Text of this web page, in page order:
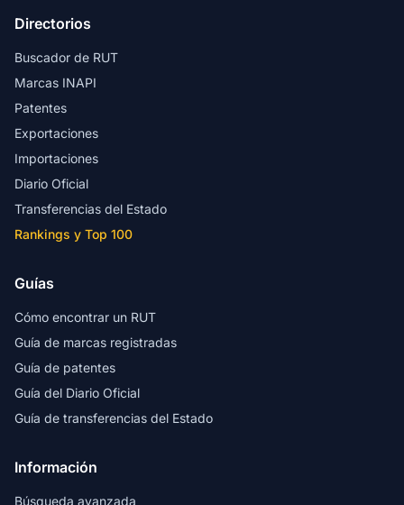
Directorios
Buscador de RUT
Marcas INAPI
Patentes
Exportaciones
Importaciones
Diario Oficial
Transferencias del Estado
Rankings y Top 100
Guías
Cómo encontrar un RUT
Guía de marcas registradas
Guía de patentes
Guía del Diario Oficial
Guía de transferencias del Estado
Información
Búsqueda avanzada